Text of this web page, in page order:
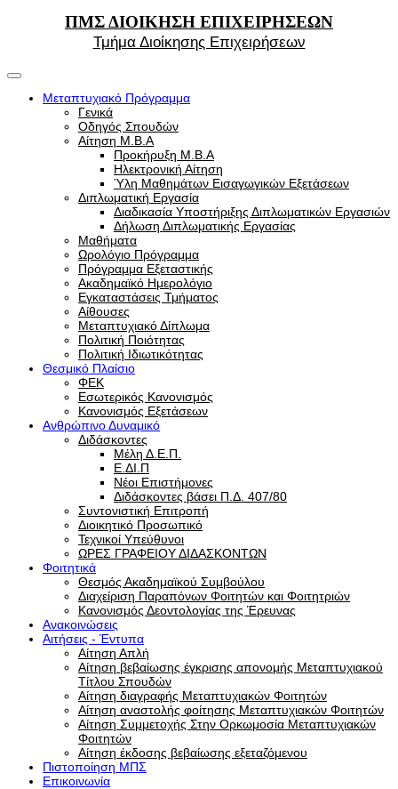
ΠΜΣ ΔΙΟΙΚΗΣΗ ΕΠΙΧΕΙΡΗΣΕΩΝ
Τμήμα Διοίκησης Επιχειρήσεων
Μεταπτυχιακό Πρόγραμμα
Γενικά
Οδηγός Σπουδών
Αίτηση Μ.Β.Α
Προκήρυξη Μ.Β.Α
Ηλεκτρονική Αίτηση
Ύλη Μαθημάτων Εισαγωγικών Εξετάσεων
Διπλωματική Εργασία
Διαδικασία Υποστήριξης Διπλωματικών Εργασιών
Δήλωση Διπλωματικής Εργασίας
Μαθήματα
Ωρολόγιο Πρόγραμμα
Πρόγραμμα Εξεταστικής
Ακαδημαϊκό Ημερολόγιο
Εγκαταστάσεις Τμήματος
Αίθουσες
Μεταπτυχιακό Δίπλωμα
Πολιτική Ποιότητας
Πολιτική Ιδιωτικότητας
Θεσμικό Πλαίσιο
ΦΕΚ
Εσωτερικός Κανονισμός
Κανονισμός Εξετάσεων
Ανθρώπινο Δυναμικό
Διδάσκοντες
Μέλη Δ.Ε.Π.
Ε.ΔΙ.Π
Νέοι Επιστήμονες
Διδάσκοντες βάσει Π.Δ. 407/80
Συντονιστική Επιτροπή
Διοικητικό Προσωπικό
Τεχνικοί Υπεύθυνοι
ΩΡΕΣ ΓΡΑΦΕΙΟΥ ΔΙΔΑΣΚΟΝΤΩΝ
Φοιτητικά
Θεσμός Ακαδημαϊκού Συμβούλου
Διαχείριση Παραπόνων Φοιτητών και Φοιτητριών
Κανονισμός Δεοντολογίας της Έρευνας
Ανακοινώσεις
Αιτήσεις - Έντυπα
Αίτηση Απλή
Αίτηση βεβαίωσης έγκρισης απονομής Μεταπτυχιακού
Τίτλου Σπουδών
Αίτηση διαγραφής Μεταπτυχιακών Φοιτητών
Αίτηση αναστολής φοίτησης Μεταπτυχιακών Φοιτητών
Αίτηση Συμμετοχής Στην Ορκωμοσία Μεταπτυχιακών
Φοιτητών
Αίτηση έκδοσης βεβαίωσης εξεταζόμενου
Πιστοποίηση ΜΠΣ
Επικοινωνία